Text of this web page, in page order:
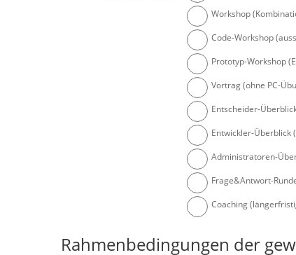
Workshop
Code-Workshop
Prototyp-Workshop
Vortrag (ohne PC-
Entscheider-
Entwickler-Überblick
Administratoren-
Frage&Antwort-
Coaching
Rahmenbedingungen der